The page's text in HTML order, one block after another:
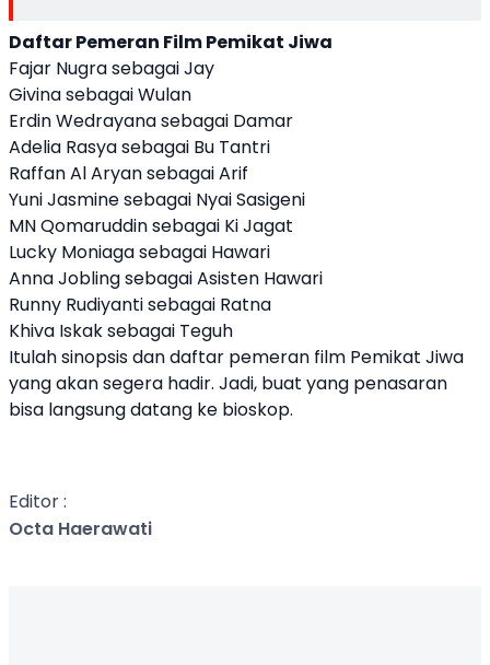
Daftar Pemeran Film Pemikat Jiwa
Fajar Nugra sebagai Jay
Givina sebagai Wulan
Erdin Wedrayana sebagai Damar
Adelia Rasya sebagai Bu Tantri
Raffan Al Aryan sebagai Arif
Yuni Jasmine sebagai Nyai Sasigeni
MN Qomaruddin sebagai Ki Jagat
Lucky Moniaga sebagai Hawari
Anna Jobling sebagai Asisten Hawari
Runny Rudiyanti sebagai Ratna
Khiva Iskak sebagai Teguh
Itulah sinopsis dan daftar pemeran film Pemikat Jiwa
yang akan segera hadir. Jadi, buat yang penasaran
bisa langsung datang ke bioskop.
Editor :
Octa Haerawati